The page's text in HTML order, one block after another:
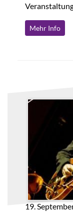
Mehr Info
19.